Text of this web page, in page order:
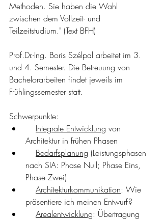
Methoden. Sie haben die Wahl
zwischen dem Vollzeit- und
Teilzeitstudium." (Text BFH)
Prof.Dr.-Ing. Boris Szélpal arbeitet im 3.
und 4. Semester. Die Betreuung von
Bachelorarbeiten findet jeweils im
Frühlingssemester statt.
Schwerpunkte:
Integrale Entwicklung von
Architektur in frühen Phasen
Bedarfsplanung (Leistungsphasen
nach SIA: Phase Null; Phase Eins,
Phase Zwei)
Architekturkommunikation: Wie
präsentiere ich meinen Entwurf?
Arealentwicklung: Übertragung